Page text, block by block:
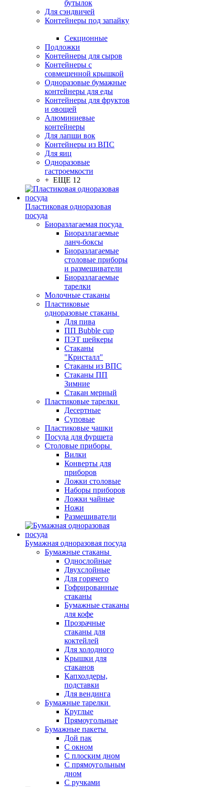
бутылок
Для сэндвичей
Контейнеры под запайку
Секционные
Подложки
Контейнеры для сыров
Контейнеры с
совмещенной крышкой
Одноразовые бумажные
контейнеры для еды
Контейнеры для фруктов
и овощей
Алюминиевые
контейнеры
Для лапши вок
Контейнеры из ВПС
Для яиц
Одноразовые
гастроемкости
+ ЕЩЕ 12
Пластиковая одноразовая
посуда
Биоразлагаемая посуда
Биоразлагаемые
ланч-боксы
Биоразлагаемые
столовые приборы
и размешиватели
Биоразлагаемые
тарелки
Молочные стаканы
Пластиковые
одноразовые стаканы
Для пива
ПП Bubble cup
ПЭТ шейкеры
Стаканы
"Кристалл"
Стаканы из ВПС
Стаканы ПП
Зимние
Стакан мерный
Пластиковые тарелки
Десертные
Суповые
Пластиковые чашки
Посуда для фуршета
Столовые приборы
Вилки
Конверты для
приборов
Ложки столовые
Наборы приборов
Ложки чайные
Ножи
Размешиватели
Бумажная одноразовая посуда
Бумажные стаканы
Однослойные
Двухслойные
Для горячего
Гофрированные
стаканы
Бумажные стаканы
для кофе
Прозрачные
стаканы для
коктейлей
Для холодного
Крышки для
стаканов
Капхолдеры,
подставки
Для вендинга
Бумажные тарелки
Круглые
Прямоугольные
Бумажные пакеты
Дой пак
С окном
С плоским дном
С прямоугольным
дном
С ручками